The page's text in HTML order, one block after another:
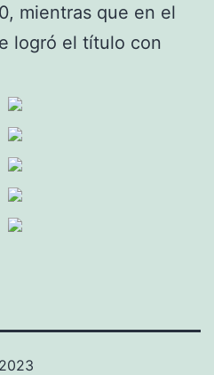
mientras que en el
logró el título con